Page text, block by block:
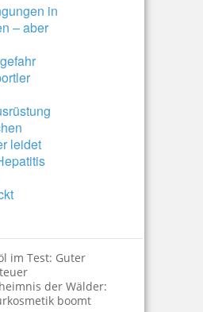
in
– aber
leidet
im Test: Guter
der Wälder:
boomt